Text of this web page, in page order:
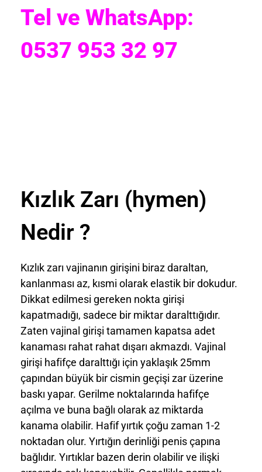
Tel ve WhatsApp:
0537 953 32 97
Kızlık Zarı (hymen)
Nedir ?
Kızlık zarı vajinanın girişini biraz daraltan,
kanlanması az, kısmi olarak elastik bir dokudur.
Dikkat edilmesi gereken nokta girişi
kapatmadığı, sadece bir miktar daralttığıdır.
Zaten vajinal girişi tamamen kapatsa adet
kanaması rahat rahat dışarı akmazdı. Vajinal
girişi hafifçe daralttığı için yaklaşık 25mm
çapından büyük bir cismin geçişi zar üzerine
baskı yapar. Gerilme noktalarında hafifçe
açılma ve buna bağlı olarak az miktarda
kanama olabilir. Hafif yırtık çoğu zaman 1-2
noktadan olur. Yırtığın derinliği penis çapına
bağlıdır. Yırtıklar bazen derin olabilir ve ilişki